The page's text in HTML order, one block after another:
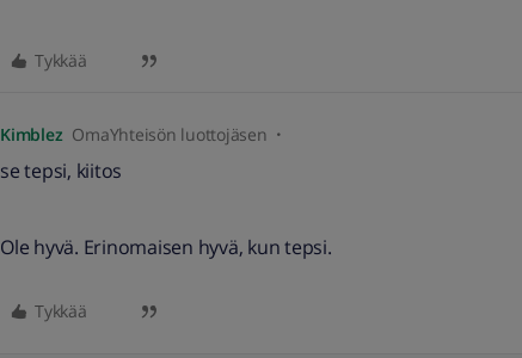
Tykkää
Kimblez OmaYhteisön luottojäsen
se tepsi, kiitos
Ole hyvä. Erinomaisen hyvä, kun tepsi.
Tykkää